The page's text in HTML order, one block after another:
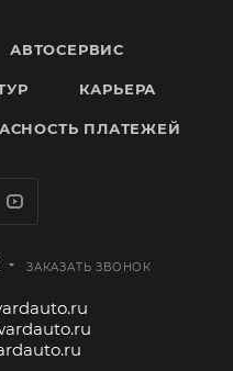
АВТОСЕРВИС
КАРЬЕРА
ПЛАТЕЖЕЙ
ЗАКАЗАТЬ ЗВОНОК